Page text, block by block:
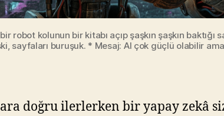
robot kolunun bir kitabı açıp şaşkın şaşkın
sayfaları buruşuk. * Mesaj: AI çok güçlü olabilir
doğru ilerlerken bir yapay zekâ